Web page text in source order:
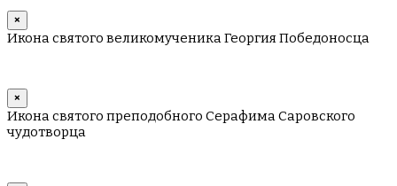
×
Икона святого великомученика Георгия Победоносца
×
Икона святого преподобного Серафима Саровского
чудотворца